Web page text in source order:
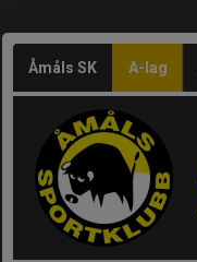
Åmåls SK A-lag